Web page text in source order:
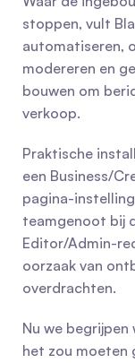
stoppen, vult
automatiseren,
modereren en
bouwen om
verkoop.
Praktische
een Business/
pagina-
teamgenoot bij
Editor/Admin-
oorzaak van
overdrachten.
Nu we begrijpen
het zou moeten